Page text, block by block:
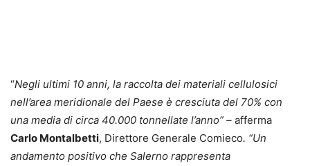
“Negli ultimi 10 anni, la raccolta dei materiali cellulosici
nell’area meridionale del Paese è cresciuta del 70% con
una media di circa 40.000 tonnellate l’anno” – afferma
Carlo Montalbetti, Direttore Generale Comieco. “Un
andamento positivo che Salerno rappresenta